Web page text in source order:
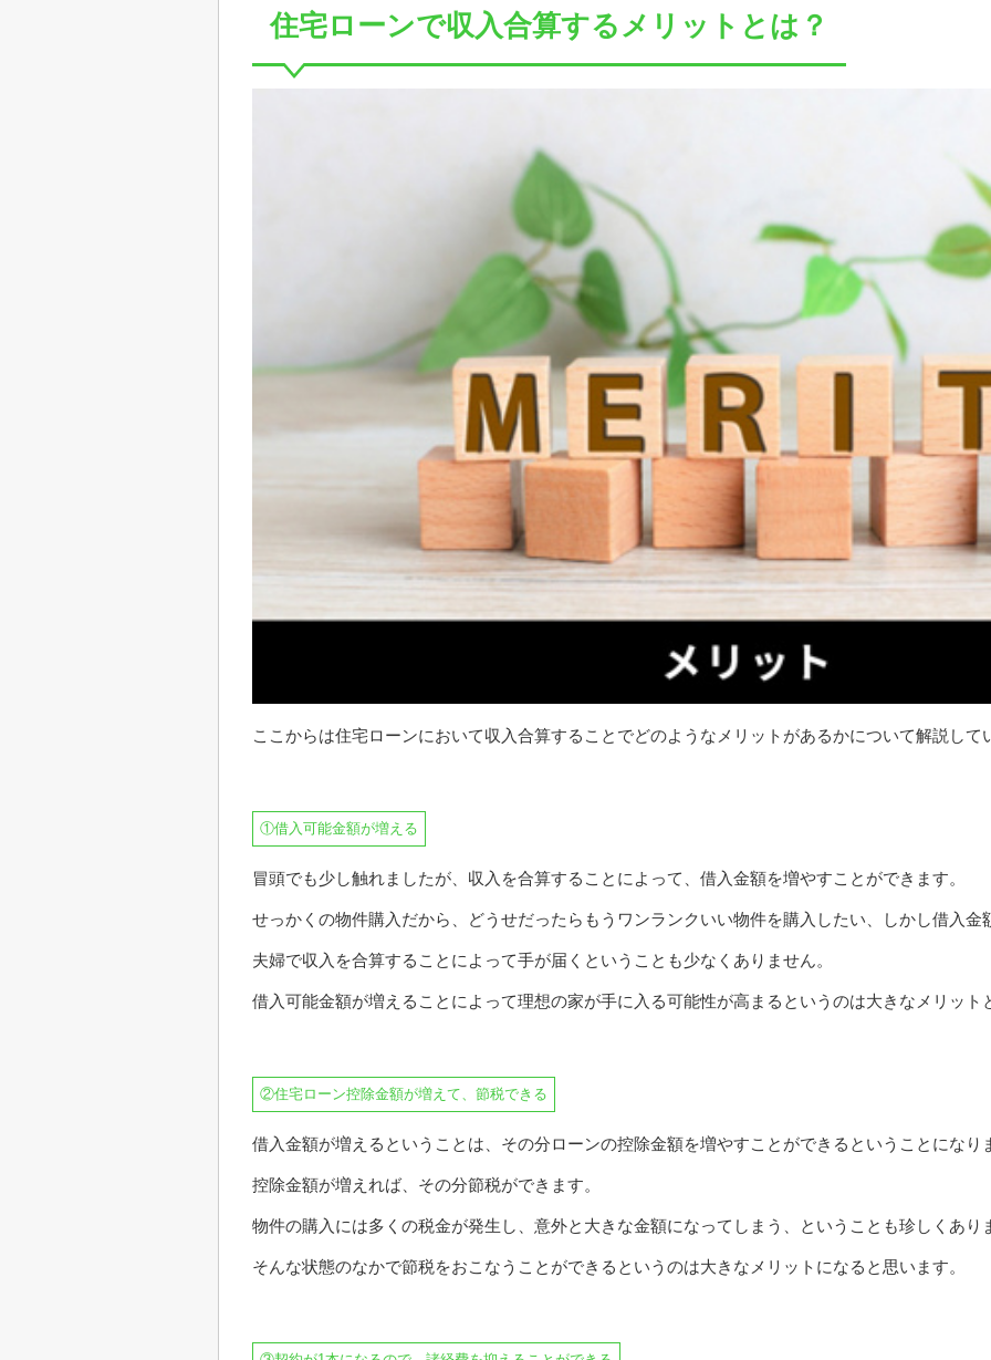
住宅ローンで収入合算するメリットとは？
ここからは住宅ローンにおいて収入合算することでどのようなメリットがあるかについて解説して
①借入可能金額が増える
冒頭でも少し触れましたが、収入を合算することによって、借入金額を増やすことができます。
せっかくの物件購入だから、どうせだったらもうワンランクいい物件を購入したい、しかし借入
夫婦で収入を合算することによって手が届くということも少なくありません。
借入可能金額が増えることによって理想の家が手に入る可能性が高まるというのは大きなメリット
②住宅ローン控除金額が増えて、節税できる
借入金額が増えるということは、その分ローンの控除金額を増やすことができるということになり
控除金額が増えれば、その分節税ができます。
物件の購入には多くの税金が発生し、意外と大きな金額になってしまう、ということも珍しくあり
そんな状態のなかで節税をおこなうことができるというのは大きなメリットになると思います。